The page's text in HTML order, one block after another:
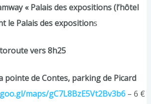
« Palais des expositions (l’hôtel
le Palais des expositions
vers 8h25
pointe de Contes, parking de Picard
maps/gC7L8BzE5Vt2Bv3b6– 6 €